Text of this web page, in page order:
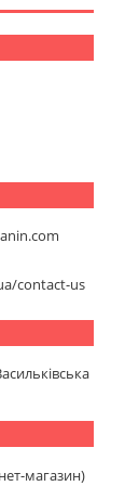
contact-us
магазин)